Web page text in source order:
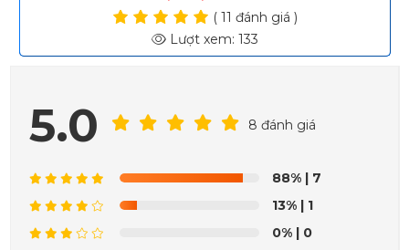
( 11 đánh giá )
Lượt xem: 133
5.0 8 đánh giá
88% | 7
13% | 1
0% | 0